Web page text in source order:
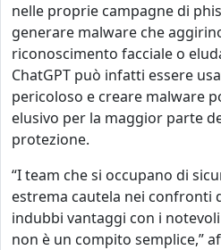
nelle proprie campagne di
generare malware che
riconoscimento facciale o
ChatGPT può infatti essere
pericoloso e creare malware
elusivo per la maggior parte
protezione.
“I team che si occupano di
estrema cautela nei confronti
indubbi vantaggi con i
non è un compito semplice,”